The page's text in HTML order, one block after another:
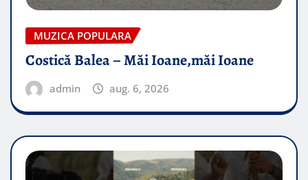
MUZICA POPULARA
Costică Balea – Măi Ioane,măi Ioane
admin aug. 6, 2026